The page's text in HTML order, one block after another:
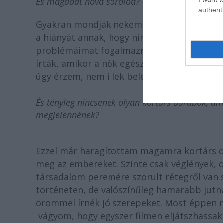
Gyakran mondják nekem, hogy
a hiányát annak, hogy nincsenek olyan
problémáimat fogalmaznák meg. A
írták, amikor a nők egészen más életet
úgy érzem, nem illek bele ezekbe a régi
És tényleg nincsenek olyan kortárs darabok,
megjelennének?
Ezzel már haragítottam magamra kortárs
meg az embereket. Szinte csak
társadalom peremére szorult rétegről van
történeten, de valószínűleg hamarabb
örömmel írnék jó szerepeket. Most éppen
vágyom, hogy egyszer filmen